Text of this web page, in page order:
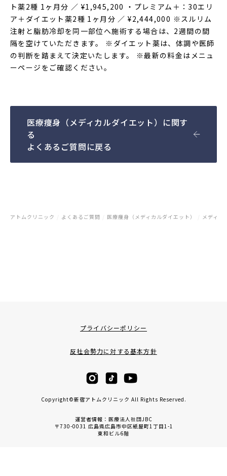
ト薬2種 1ヶ月分 ／ ¥1,945,200 ・プレミアム＋：30エリ
ア＋ダイエット薬2種 1ヶ月分 ／ ¥2,444,000 ※スルリム
注射と脂肪冷却を同一部位へ施術する場合は、2週間の間
隔を空けていただきます。 ※ダイエット薬は、体調や医師
の判断を踏まえて決定いたします。 ※最新の料金はメニュ
ーページをご確認ください。
医療痩身（メディカルダイエット）に関す
る
よくあるご質問に戻る
アトムクリニック よくあるご質問 医療痩身（メディカルダイエット） メディカ
プライバシーポリシー
反社会勢力に対する基本方針
Copyright©新宿アトムクリニック All Rights Reserved.
運営者情報：医療法人社団JBC
〒730-0031 広島県広島市中区紙屋町1丁目1-1
東和ビル6階